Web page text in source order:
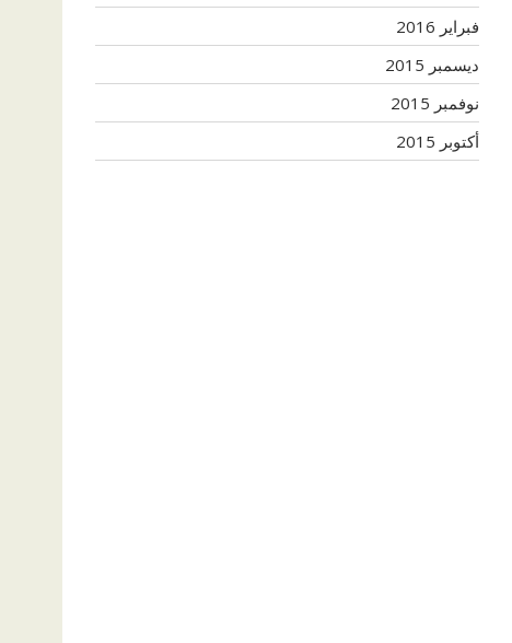
فبراير 2016
ديسمبر 2015
نوفمبر 2015
أكتوبر 2015